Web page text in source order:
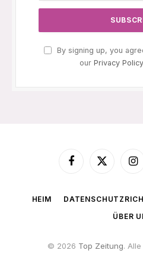
By signing up, you
our Privacy Policy
Facebook
X
HEIM
ÜBER
© 2026 Top Zeitung.